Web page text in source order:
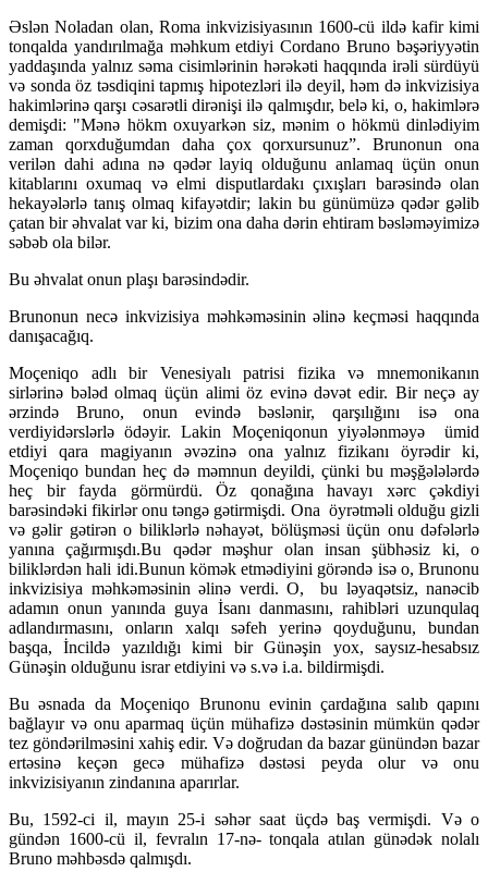
Əslən Noladan olan, Roma inkvizisiyasının 1600-cü ildə kafir kimi
tonqalda yandırılmağa məhkum etdiyi Cordano Bruno bəşəriyyətin
yaddaşında yalnız səma cisimlərinin hərəkəti haqqında irəli sürdüyü
və sonda öz təsdiqini tapmış hipotezləri ilə deyil, həm də inkvizisiya
hakimlərinə qarşı cəsarətli dirənişi ilə qalmışdır, belə ki, o, hakimlərə
demişdi: "Mənə hökm oxuyarkən siz, mənim o hökmü dinlədiyim
zaman qorxduğumdan daha çox qorxursunuz”. Brunonun ona
verilən dahi adına nə qədər layiq olduğunu anlamaq üçün onun
kitablarını oxumaq və elmi disputlardakı çıxışları barəsində olan
hekayələrlə tanış olmaq kifayətdir; lakin bu günümüzə qədər gəlib
çatan bir əhvalat var ki, bizim ona daha dərin ehtiram bəsləməyimizə
səbəb ola bilər.
Bu əhvalat onun plaşı barəsindədir.
Brunonun necə inkvizisiya məhkəməsinin əlinə keçməsi haqqında
danışacağıq.
Moçeniqo adlı bir Venesiyalı patrisi fizika və mnemonikanın
sirlərinə bələd olmaq üçün alimi öz evinə dəvət edir. Bir neçə ay
ərzində Bruno, onun evində bəslənir, qarşılığını isə ona
verdiyidərslərlə ödəyir. Lakin Moçeniqonun yiyələnməyə ümid
etdiyi qara magiyanın əvəzinə ona yalnız fizikanı öyrədir ki,
Moçeniqo bundan heç də məmnun deyildi, çünki bu məşğələlərdə
heç bir fayda görmürdü. Öz qonağına havayı xərc çəkdiyi
barəsindəki fikirlər onu təngə gətirmişdi. Ona öyrətməli olduğu gizli
və gəlir gətirən o biliklərlə nəhayət, bölüşməsi üçün onu dəfələrlə
yanına çağırmışdı.Bu qədər məşhur olan insan şübhəsiz ki, o
biliklərdən hali idi.Bunun kömək etmədiyini görəndə isə o, Brunonu
inkvizisiya məhkəməsinin əlinə verdi. O, bu ləyaqətsiz, nanəcib
adamın onun yanında guya İsanı danmasını, rahibləri uzunqulaq
adlandırmasını, onların xalqı səfeh yerinə qoyduğunu, bundan
başqa, İncildə yazıldığı kimi bir Günəşin yox, saysız-hesabsız
Günəşin olduğunu israr etdiyini və s.və i.a. bildirmişdi.
Bu əsnada da Moçeniqo Brunonu evinin çardağına salıb qapını
bağlayır və onu aparmaq üçün mühafizə dəstəsinin mümkün qədər
tez göndərilməsini xahiş edir. Və doğrudan da bazar günündən bazar
ertəsinə keçən gecə mühafizə dəstəsi peyda olur və onu
inkvizisiyanın zindanına aparırlar.
Bu, 1592-ci il, mayın 25-i səhər saat üçdə baş vermişdi. Və o
gündən 1600-cü il, fevralın 17-nə- tonqala atılan günədək nolalı
Bruno məhbəsdə qalmışdı.